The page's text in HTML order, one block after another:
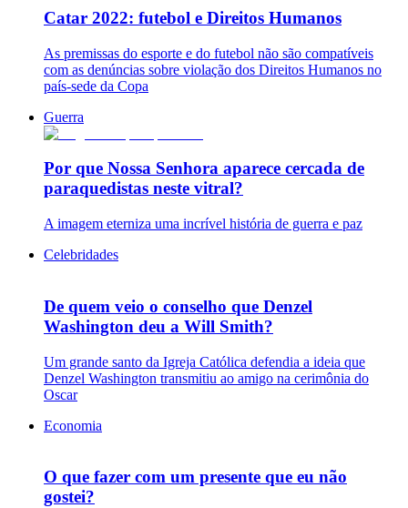
Catar 2022: futebol e Direitos Humanos
As premissas do esporte e do futebol não são compatíveis
com as denúncias sobre violação dos Direitos Humanos no
país-sede da Copa
Guerra
Por que Nossa Senhora aparece cercada de
paraquedistas neste vitral?
A imagem eterniza uma incrível história de guerra e paz
Celebridades
De quem veio o conselho que Denzel
Washington deu a Will Smith?
Um grande santo da Igreja Católica defendia a ideia que
Denzel Washington transmitiu ao amigo na cerimônia do
Oscar
Economia
O que fazer com um presente que eu não
gostei?